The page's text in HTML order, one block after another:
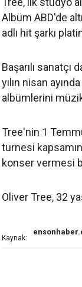
Albüm ABD'de
adlı hit şarkı
Başarılı
yılın nisan
albümlerini
Tree'nin 1
turnesi
konser vermesi
Oliver Tree, 32
Kaynak: